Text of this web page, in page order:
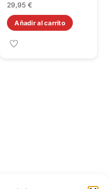
29,95€
Añadir al carrito